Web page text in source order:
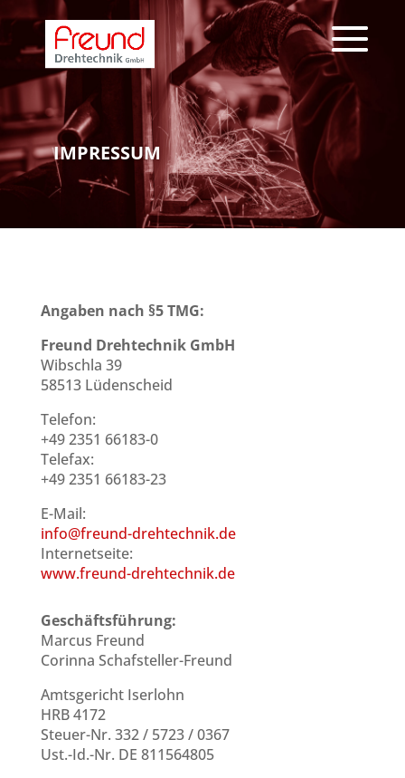
IMPRESSUM
Angaben nach §5 TMG:
Freund Drehtechnik GmbH
Wibschla 39
58513 Lüdenscheid
Telefon:
+49 2351 66183-0
Telefax:
+49 2351 66183-23
E-Mail:
info@freund-drehtechnik.de
Internetseite:
www.freund-drehtechnik.de
Geschäftsführung:
Marcus Freund
Corinna Schafsteller-Freund
Amtsgericht Iserlohn
HRB 4172
Steuer-Nr. 332 / 5723 / 0367
Ust.-Id.-Nr. DE 811564805